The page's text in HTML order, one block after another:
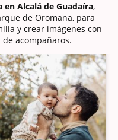
Alcalá de Guadaíra,
de Oromana, para
y crear imágenes con
acompañaros.